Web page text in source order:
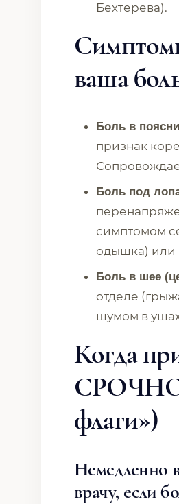
Бехтерева).
ваша
Боль в
признак
Боль под
симптомом
одышка) или
Боль в шее
отделе
шумом в
Когда
СРОЧНО
флаги»)
Немедленно
врачу, если